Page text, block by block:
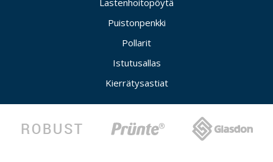
Puistonpenkki
Pollarit
Istutusallas
Kierrätysastiat